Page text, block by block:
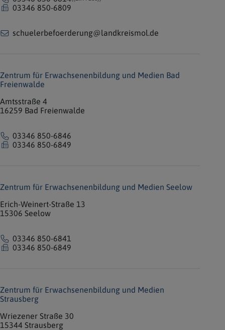
03346 850-6809
schuelerbefoerderung@landkreismol.de
Zentrum für Erwachsenenbildung und Medien Bad
Freienwalde
Amtsstraße 4
16259 Bad Freienwalde
03346 850-6846
03346 850-6849
Zentrum für Erwachsenenbildung und Medien Seelow
Erich-Weinert-Straße 13
15306 Seelow
03346 850-6841
03346 850-6849
Zentrum für Erwachsenenbildung und Medien
Strausberg
Wriezener Straße 30
15344 Strausberg